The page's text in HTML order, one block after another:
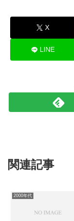
X
LINE
関連記事
2000年代